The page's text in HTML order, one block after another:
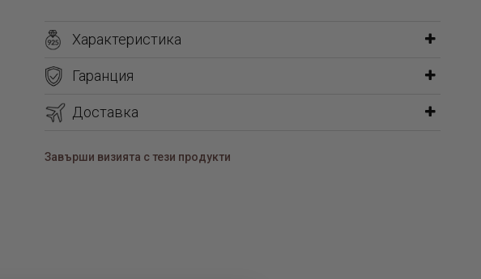
Колието е изработено от 14 каратово злато проба 585 в класически жълт
качество – документ, който гарантира автентичността на материала.
Вижте още:
каталог авторски сребърни бижута
Характеристика
Гаранция
Доставка
Завърши визията с тези продукти